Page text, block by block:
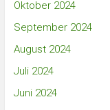
Oktober 2024
September 2024
August 2024
Juli 2024
Juni 2024